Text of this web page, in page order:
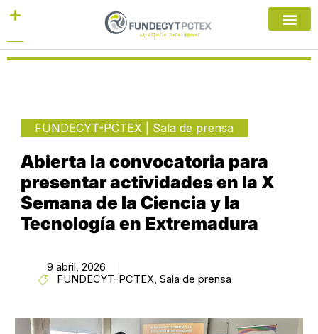
FUNDECYT-PCTEX Sala de prensa
Abierta la convocatoria para
presentar actividades en la X
Semana de la Ciencia y la
Tecnología en Extremadura
9 abril, 2026
FUNDECYT-PCTEX, Sala de prensa